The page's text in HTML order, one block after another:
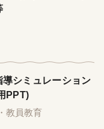
シミュレーション
PPT)
教員教育